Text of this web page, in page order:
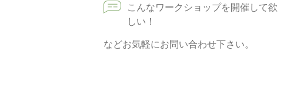
こんなワークショップを開催して欲
しい！
などお気軽にお問い合わせ下さい。